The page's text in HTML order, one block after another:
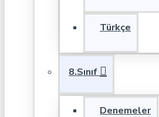
Türkçe
8.Sınıf
Denemeler